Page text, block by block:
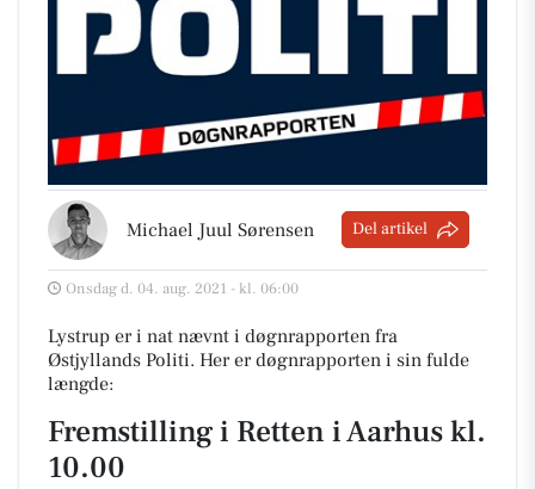
Michael Juul Sørensen Del artikel
Onsdag d. 04. aug. 2021 - kl. 06:00
Lystrup er i nat nævnt i døgnrapporten fra
Østjyllands Politi. Her er døgnrapporten i sin fulde
længde:
Fremstilling i Retten i Aarhus kl.
10.00